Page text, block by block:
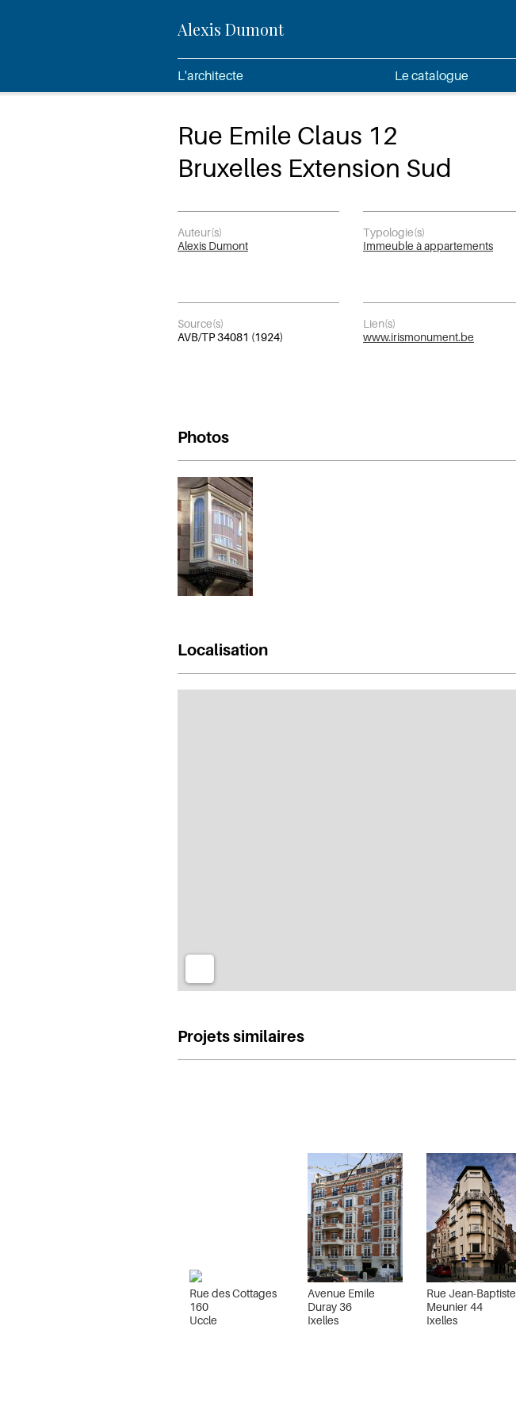
Alexis Dumont
L'architecte Le catalogue
Rue Emile Claus 12
Bruxelles Extension Sud
Auteur(s)
Alexis Dumont
Typologie(s)
Immeuble à appartements
Source(s)
AVB/TP 34081 (1924)
Lien(s)
www.irismonument.be
Photos
Localisation
Projets similaires
Rue des Cottages
160
Uccle
Avenue Emile
Duray 36
Ixelles
Rue Jean-Baptiste
Meunier 44
Ixelles